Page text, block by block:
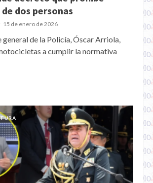
dos personas
15 de enero de 2026
general de la Policía, Óscar Arriola,
a cumplir la normativa